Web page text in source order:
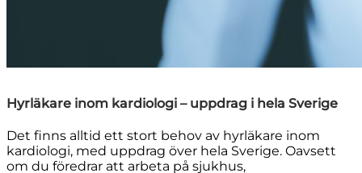
Hyrläkare inom kardiologi – uppdrag i hela Sverige
Det finns alltid ett stort behov av hyrläkare inom
kardiologi, med uppdrag över hela Sverige. Oavsett
om du föredrar att arbeta på sjukhus,